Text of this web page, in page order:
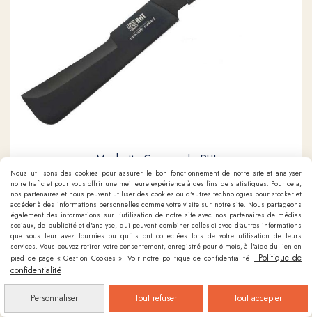
Machette Commando RUI
62,50€
Ajouter au panier
Nous utilisons des cookies pour assurer le bon fonctionnement de notre site et analyser
notre trafic et pour vous offrir une meilleure expérience à des fins de statistiques. Pour cela,
nos partenaires et nous peuvent utiliser des cookies ou d'autres technologies pour stocker et
accéder à des informations personnelles comme votre visite sur notre site. Nous partageons
également des informations sur l'utilisation de notre site avec nos partenaires de médias
sociaux, de publicité et d'analyse, qui peuvent combiner celles-ci avec d'autres informations
que vous leur avez fournies ou qu'ils ont collectées lors de votre utilisation de leurs
services. Vous pouvez retirer votre consentement, enregistré pour 6 mois, à l'aide du lien en
pied de page « Gestion Cookies ». Voir notre politique de confidentialité : Politique de
confidentialité
Personnaliser Tout refuser Tout accepter